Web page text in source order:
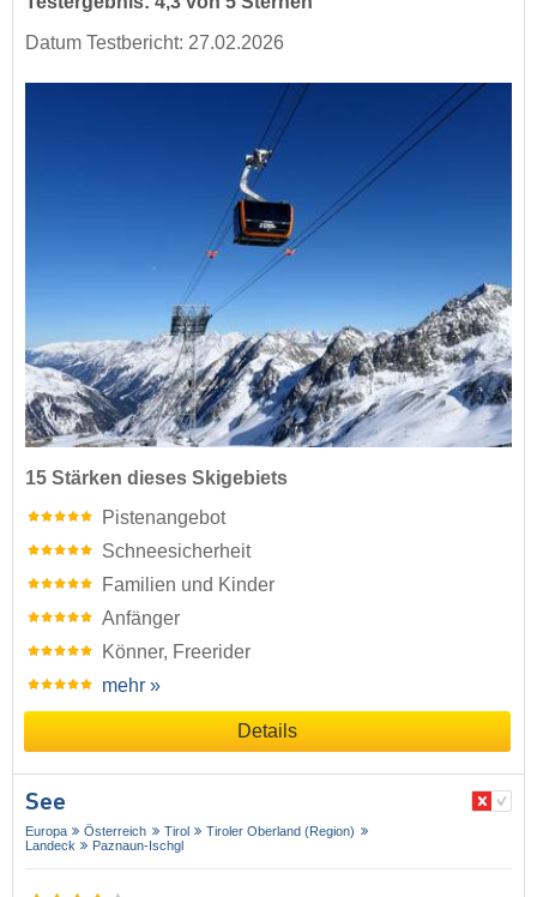
Datum Testbericht: 27.02.2026
15 Stärken dieses Skigebiets
Pistenangebot
Schneesicherheit
Familien und Kinder
Anfänger
Könner, Freerider
mehr »
Details
See
Europa Österreich Tirol
Tiroler Oberland (Region)
Landeck
Paznaun-Ischgl